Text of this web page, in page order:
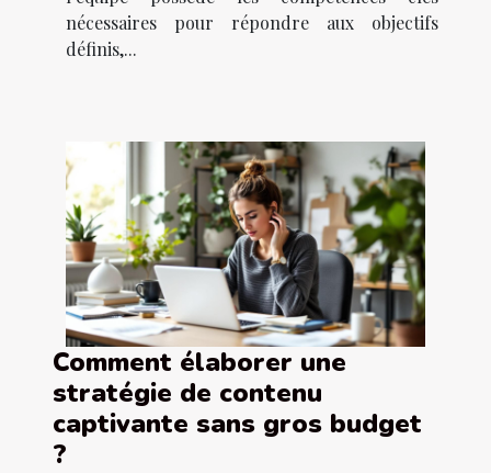
nécessaires pour répondre aux objectifs
définis,...
Comment élaborer une
stratégie de contenu
captivante sans gros budget
?